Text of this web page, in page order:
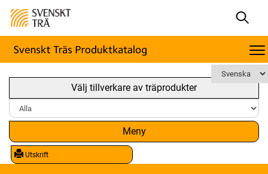
Välj tillverkare av träprodukter
Meny
Utskrift